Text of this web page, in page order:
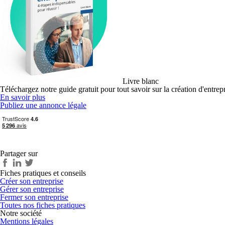
Livre blanc
Téléchargez notre guide gratuit pour tout savoir sur la création
En savoir plus
Publiez une annonce légale
Partager sur
Fiches pratiques et conseils
Créer son entreprise
Gérer son entreprise
Fermer son entreprise
Toutes nos fiches pratiques
Notre société
Mentions légales